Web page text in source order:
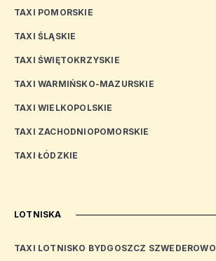
TAXI POMORSKIE
TAXI ŚLĄSKIE
TAXI ŚWIĘTOKRZYSKIE
TAXI WARMIŃSKO-MAZURSKIE
TAXI WIELKOPOLSKIE
TAXI ZACHODNIOPOMORSKIE
TAXI ŁÓDZKIE
LOTNISKA
TAXI LOTNISKO BYDGOSZCZ SZWEDEROWO